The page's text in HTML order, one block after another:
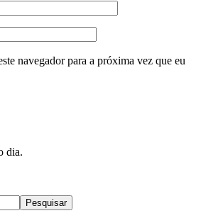
navegador para a próxima vez que eu
dia.
Pesquisar